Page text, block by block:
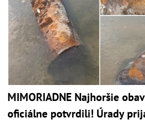
MIMORIADNE Najhoršie
oficiálne potvrdili! Úrady